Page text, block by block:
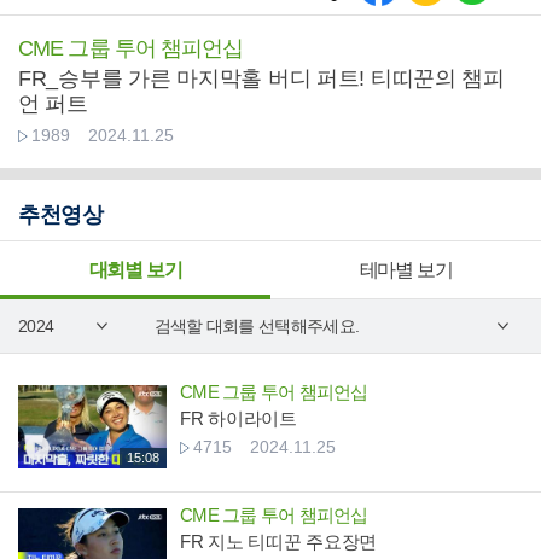
CME 그룹 투어 챔피언십
FR_승부를 가른 마지막홀 버디 퍼트! 티띠꾼의 챔피
언 퍼트
1989 2024.11.25
추천영상
대회별 보기 테마별 보기
15:08
CME 그룹 투어 챔피언십
FR 하이라이트
4715 2024.11.25
CME 그룹 투어 챔피언십
FR 지노 티띠꾼 주요장면